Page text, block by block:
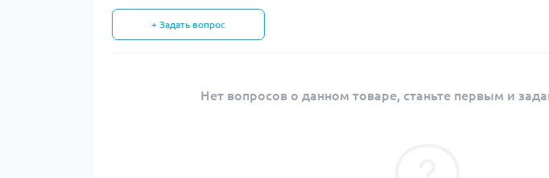
+ Задать вопрос
Нет вопросов о данном товаре, станьте первым и